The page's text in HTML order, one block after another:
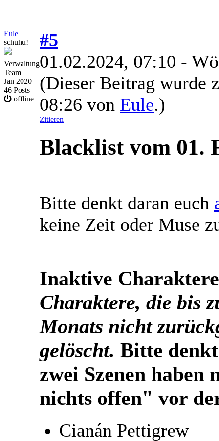
Eule
schuhu!
Verwaltung
Team
Jan 2020
46 Posts
offline
#5
01.02.2024, 07:10 -
(Dieser Beitrag wurde
08:26 von Eule.)
Zitieren
Blacklist vom 01.
Bitte denkt daran euch
keine Zeit oder Muse
Inaktive Charaktere
Charaktere, die bis
Monats nicht
gelöscht. Bitte
zwei Szenen
nichts offen" vor
Cianán Pettigrew